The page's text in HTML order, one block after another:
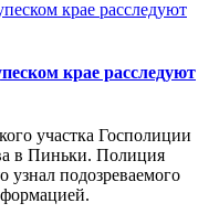
крае расследуют
участка Госполиции
в Пиньки. Полиция
узнал подозреваемого